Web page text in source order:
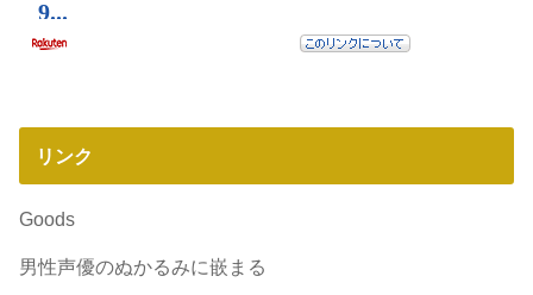
リンク
Goods
男性声優のぬかるみに嵌まる